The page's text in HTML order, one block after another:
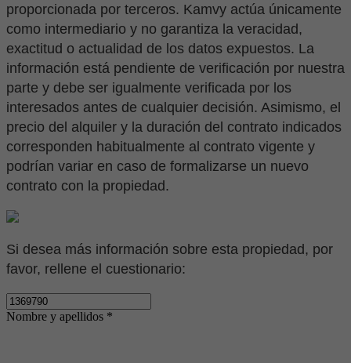
proporcionada por terceros. Kamvy actúa únicamente
como intermediario y no garantiza la veracidad,
exactitud o actualidad de los datos expuestos. La
información está pendiente de verificación por nuestra
parte y debe ser igualmente verificada por los
interesados antes de cualquier decisión. Asimismo, el
precio del alquiler y la duración del contrato indicados
corresponden habitualmente al contrato vigente y
podrían variar en caso de formalizarse un nuevo
contrato con la propiedad.
Si desea más información sobre esta propiedad, por
favor, rellene el cuestionario:
Nombre y apellidos *